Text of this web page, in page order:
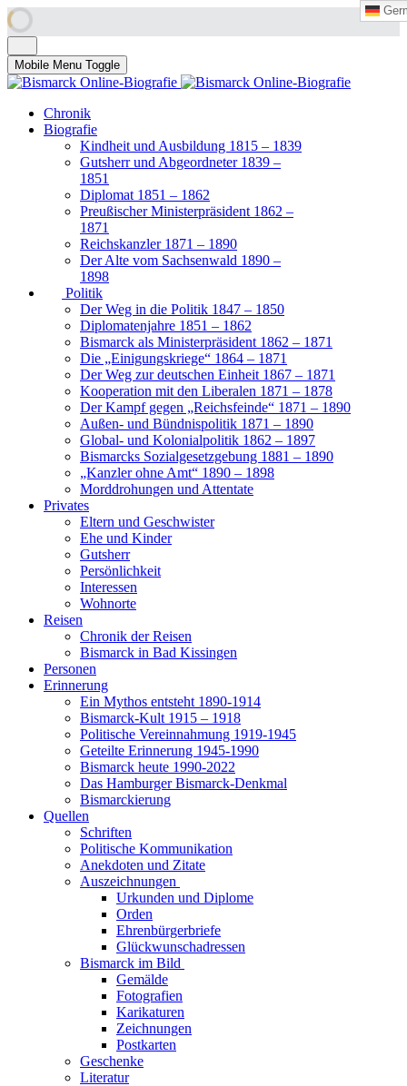
Mobile Menu Toggle
Chronik
Biografie
Kindheit und Ausbildung 1815 – 1839
Gutsherr und Abgeordneter 1839 –
1851
Diplomat 1851 – 1862
Preußischer Ministerpräsident 1862 –
1871
Reichskanzler 1871 – 1890
Der Alte vom Sachsenwald 1890 –
1898
Politik
Der Weg in die Politik 1847 – 1850
Diplomatenjahre 1851 – 1862
Bismarck als Ministerpräsident 1862 – 1871
Die „Einigungskriege“ 1864 – 1871
Der Weg zur deutschen Einheit 1867 – 1871
Kooperation mit den Liberalen 1871 – 1878
Der Kampf gegen „Reichsfeinde“ 1871 – 1890
Außen- und Bündnispolitik 1871 – 1890
Global- und Kolonialpolitik 1862 – 1897
Bismarcks Sozialgesetzgebung 1881 – 1890
„Kanzler ohne Amt“ 1890 – 1898
Morddrohungen und Attentate
Privates
Eltern und Geschwister
Ehe und Kinder
Gutsherr
Persönlichkeit
Interessen
Wohnorte
Reisen
Chronik der Reisen
Bismarck in Bad Kissingen
Personen
Erinnerung
Ein Mythos entsteht 1890-1914
Bismarck-Kult 1915 – 1918
Politische Vereinnahmung 1919-1945
Geteilte Erinnerung 1945-1990
Bismarck heute 1990-2022
Das Hamburger Bismarck-Denkmal
Bismarckierung
Quellen
Schriften
Politische Kommunikation
Anekdoten und Zitate
Auszeichnungen
Urkunden und Diplome
Orden
Ehrenbürgerbriefe
Glückwunschadressen
Bismarck im Bild
Gemälde
Fotografien
Karikaturen
Zeichnungen
Postkarten
Geschenke
Literatur